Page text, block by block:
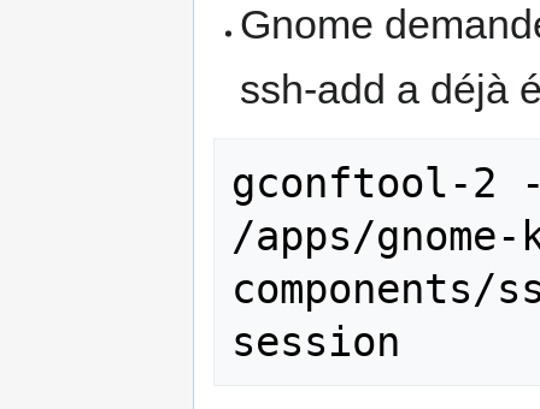
Gnome
ssh-add a déjà
gconftool-2
/apps/